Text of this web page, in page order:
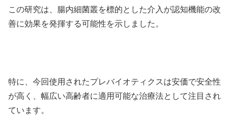
この研究は、腸内細菌叢を標的とした介入が認知機能の改
善に効果を発揮する可能性を示しました。
特に、今回使用されたプレバイオティクスは安価で安全性
が高く、幅広い高齢者に適用可能な治療法として注目され
ています。